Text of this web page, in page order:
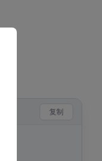
复制